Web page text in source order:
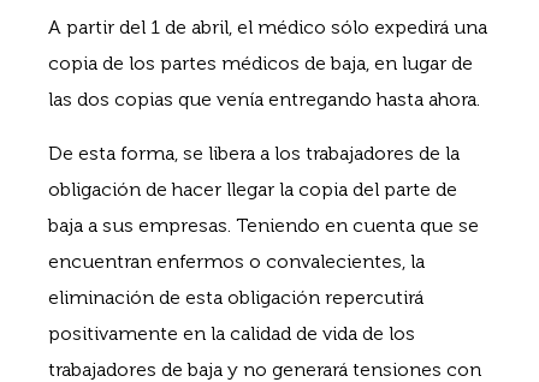
A partir del 1 de abril, el médico sólo expedirá una
copia de los partes médicos de baja, en lugar de
las dos copias que venía entregando hasta ahora.
De esta forma, se libera a los trabajadores de la
obligación de hacer llegar la copia del parte de
baja a sus empresas. Teniendo en cuenta que se
encuentran enfermos o convalecientes, la
eliminación de esta obligación repercutirá
positivamente en la calidad de vida de los
trabajadores de baja y no generará tensiones con